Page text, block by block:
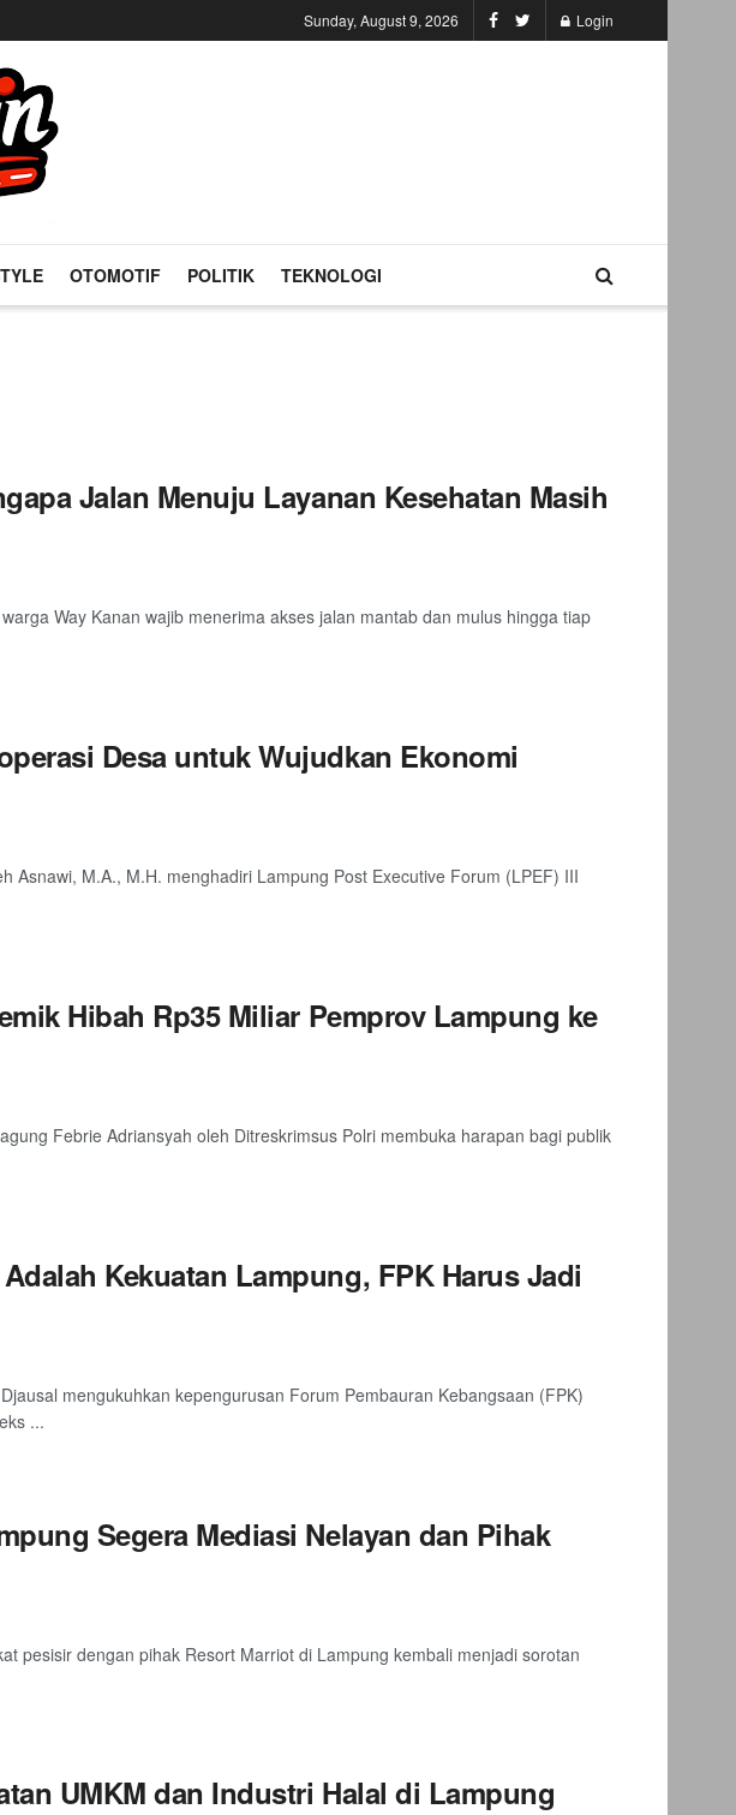
Sunday, August 9, 2026 Login
OTOMOTIF POLITIK TEKNOLOGI
Jalan Menuju Layanan Kesehatan Masih
Way Kanan wajib menerima akses jalan mantab dan mulus hingga tiap
Desa untuk Wujudkan Ekonomi
Asnawi, M.A., M.H. menghadiri Lampung Post Executive Forum (LPEF) III
Hibah Rp35 Miliar Pemprov Lampung ke
Febrie Adriansyah oleh Ditreskrimsus Polri membuka harapan bagi publik
Kekuatan Lampung, FPK Harus Jadi
mengukuhkan kepengurusan Forum Pembauran Kebangsaan (FPK)
...
Segera Mediasi Nelayan dan Pihak
pesisir dengan pihak Resort Marriot di Lampung kembali menjadi sorotan
UMKM dan Industri Halal di Lampung